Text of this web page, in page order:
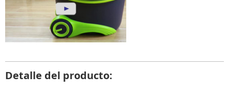
Detalle del producto: